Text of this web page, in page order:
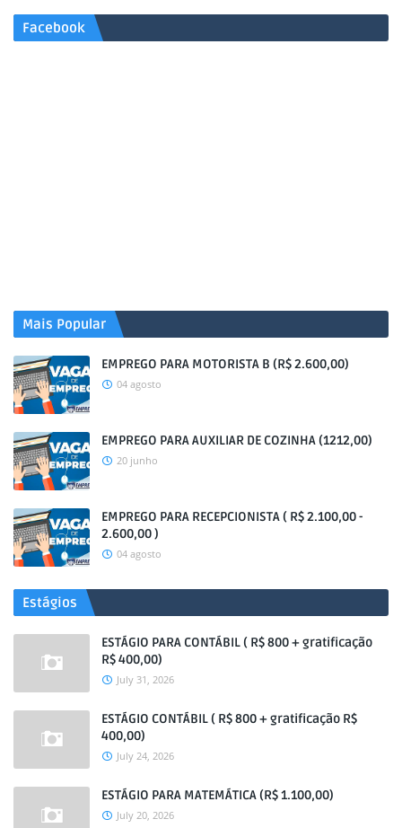
Facebook
Mais Popular
EMPREGO PARA MOTORISTA B (R$ 2.600,00)
04 agosto
EMPREGO PARA AUXILIAR DE COZINHA (1212,00)
20 junho
EMPREGO PARA RECEPCIONISTA ( R$ 2.100,00 -
2.600,00 )
04 agosto
Estágios
ESTÁGIO PARA CONTÁBIL ( R$ 800 + gratificação
R$ 400,00)
July 31, 2026
ESTÁGIO CONTÁBIL ( R$ 800 + gratificação R$
400,00)
July 24, 2026
ESTÁGIO PARA MATEMÁTICA (R$ 1.100,00)
July 20, 2026